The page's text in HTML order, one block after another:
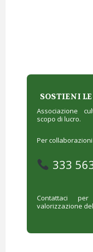
SOSTIENI
Associazione
scopo di lucro.
Per
333
Contattaci
valorizzazione